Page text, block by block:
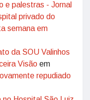
e palestras - Jornal
privado do
semana em
da SOU Valinhos
Visão em
repudiado